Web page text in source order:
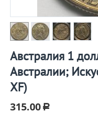
Австралия 1
Австралии;
XF)
315.00 Р